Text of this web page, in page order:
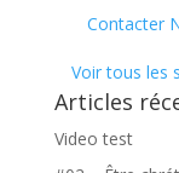
Contacter
Voir tous les
Articles
Video test